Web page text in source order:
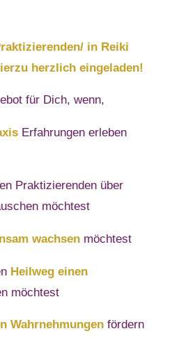
in Reiki
herzlich eingeladen!
für Dich, wenn,
Erfahrungen erleben
Praktizierenden über
möchtest
wachsen möchtest
Heilweg einen
möchtest
Wahrnehmungen fördern